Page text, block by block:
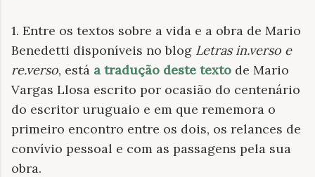
1. Entre os textos sobre a vida e a obra de Mario
Benedetti disponíveis no blog Letras in.verso e
re.verso, está a tradução deste texto de Mario
Vargas Llosa escrito por ocasião do centenário
do escritor uruguaio e em que rememora o
primeiro encontro entre os dois, os relances de
convívio pessoal e com as passagens pela sua
obra.